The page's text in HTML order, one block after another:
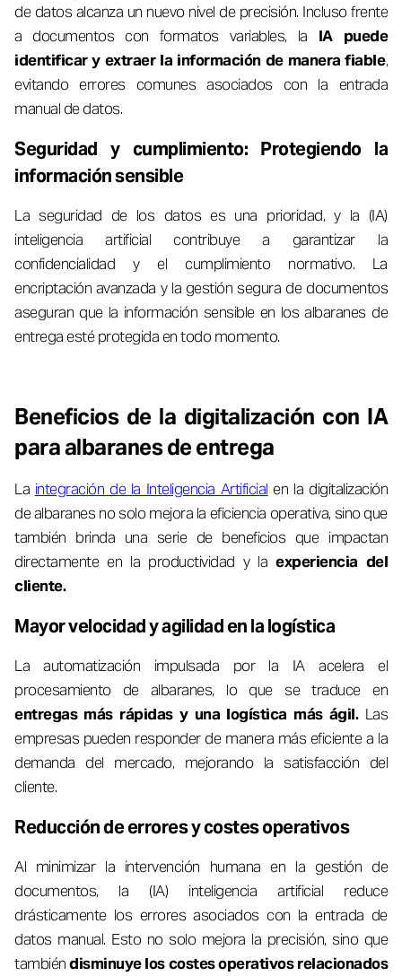
de datos alcanza un nuevo nivel de precisión. Incluso frente
a documentos con formatos variables, la IA puede
identificar y extraer la información de manera fiable,
evitando errores comunes asociados con la entrada
manual de datos.
Seguridad y cumplimiento: Protegiendo la
información sensible
La seguridad de los datos es una prioridad, y la (IA)
inteligencia artificial contribuye a garantizar la
confidencialidad y el cumplimiento normativo. La
encriptación avanzada y la gestión segura de documentos
aseguran que la información sensible en los albaranes de
entrega esté protegida en todo momento.
Beneficios de la digitalización con IA
para albaranes de entrega
La integración de la Inteligencia Artificial en la digitalización
de albaranes no solo mejora la eficiencia operativa, sino que
también brinda una serie de beneficios que impactan
directamente en la productividad y la experiencia del
cliente.
Mayor velocidad y agilidad en la logística
La automatización impulsada por la IA acelera el
procesamiento de albaranes, lo que se traduce en
entregas más rápidas y una logística más ágil. Las
empresas pueden responder de manera más eficiente a la
demanda del mercado, mejorando la satisfacción del
cliente.
Reducción de errores y costes operativos
Al minimizar la intervención humana en la gestión de
documentos, la (IA) inteligencia artificial reduce
drásticamente los errores asociados con la entrada de
datos manual. Esto no solo mejora la precisión, sino que
tambiéndisminuye los costes operativos relacionados